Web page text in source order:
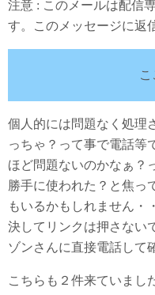
注意 : このメールは配信
す。このメッセージに返
個人的には問題なく処理
っちゃ？って事で電話等
ほど問題ないのかなぁ？
勝手に使われた？と焦っ
もいるかもしれません・・
決してリンクは押さない
ゾンさんに直接電話して
こちらも２件来ていまし